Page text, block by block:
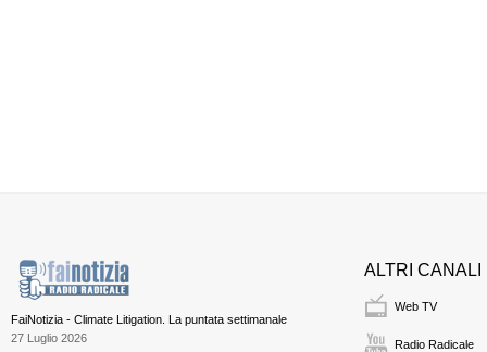
FaiNotizia - Climate Litigation. La puntata settimanale
27 Luglio 2026
ALTRI CANALI
Web TV
Radio Radicale